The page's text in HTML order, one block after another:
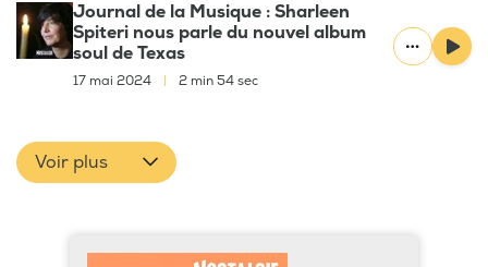
Journal de la Musique : Sharleen
Spiteri nous parle du nouvel album
soul de Texas
17 mai 2024 2 min 54 sec
Voir plus